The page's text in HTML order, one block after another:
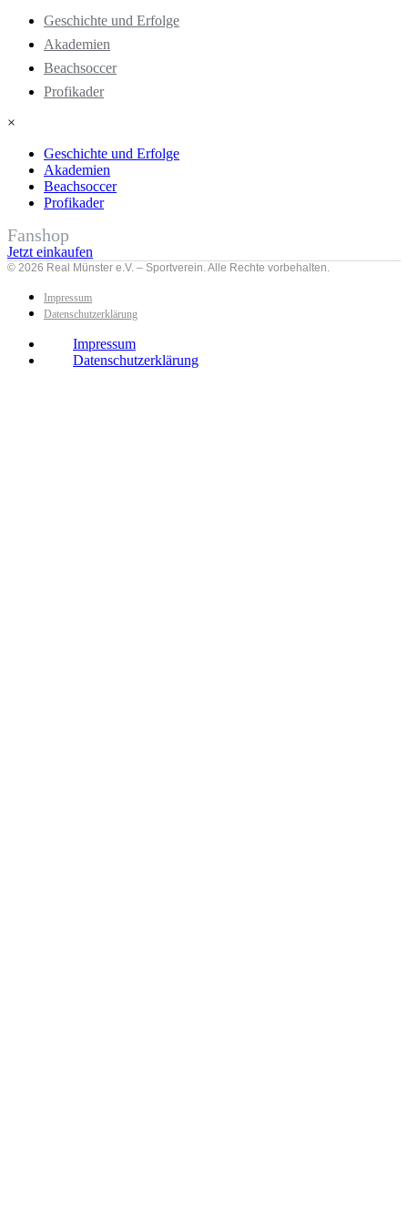
Geschichte und Erfolge
Akademien
Beachsoccer
Profikader
×
Geschichte und Erfolge
Akademien
Beachsoccer
Profikader
Fanshop
Jetzt einkaufen
© 2026 Real Münster e.V. – Sportverein. Alle Rechte vorbehalten.
Impressum
Datenschutzerklärung
Impressum
Datenschutzerklärung